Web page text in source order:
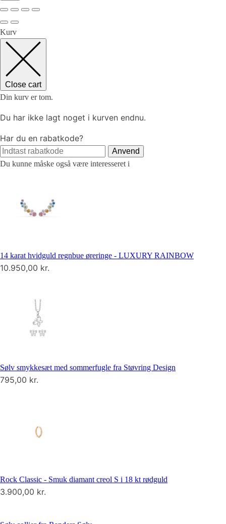
Kurv
Close cart
Din kurv er tom.
Du har ikke lagt noget i kurven endnu.
Har du en rabatkode?
Anvend
Du kunne måske også være interesseret i
14 karat hvidguld regnbue øreringe - LUXURY RAINBOW
10.950,00 kr.
Sølv smykkesæt med sommerfugle fra Støvring Design
795,00 kr.
Rock Classic - Smuk diamant creol S i 18 kt rødguld
3.900,00 kr.